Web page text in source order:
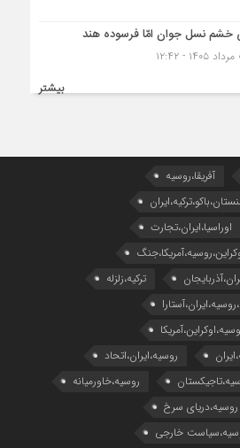
خشم نسل جوان امّا فرسوده هند
بیشتر
آفریقا،روسیه
اوراسیا،ایران،تجارت
ترکیه،زلزله
روسیه،ایران،اتحاد
روسیه،خاورمیانه
روسیه،دریای سرخ
خارجی